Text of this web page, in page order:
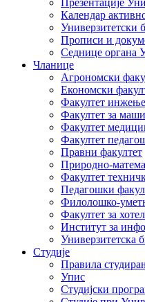
Презентације
Календар
Универзитетски
Прописи и
Седнице органа
Чланице
Агрономски
Економски
Факултет
Факултет за
Факултет
Факултет
Правни факултет
Природно-
Факултет
Педагошки
Филолошко-
Факултет за
Институт за
Универзитетска
Студије
Правила
Упис
Студијски